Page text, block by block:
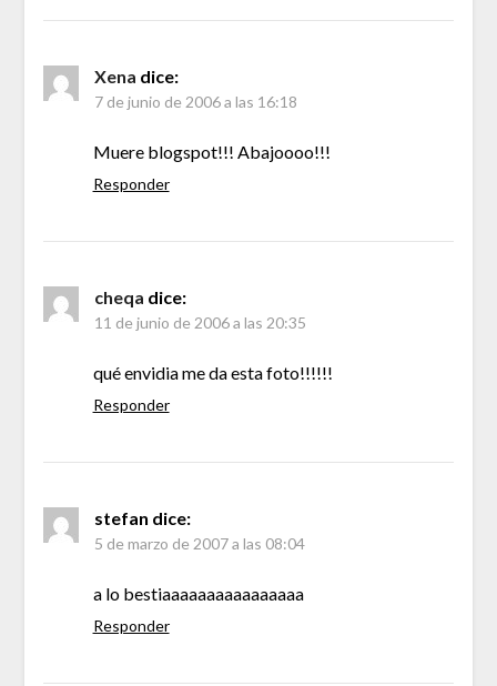
Xena dice:
7 de junio de 2006 a las 16:18
Muere blogspot!!! Abajoooo!!!
Responder
cheqa dice:
11 de junio de 2006 a las 20:35
qué envidia me da esta foto!!!!!!
Responder
stefan dice:
5 de marzo de 2007 a las 08:04
a lo bestiaaaaaaaaaaaaaaaa
Responder